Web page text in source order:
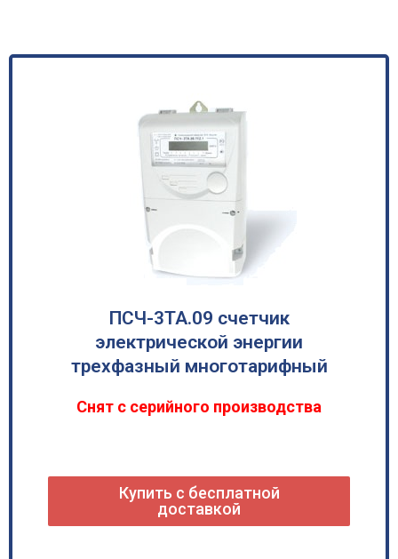
ПСЧ-3ТА.09 счетчик
электрической энергии
трехфазный многотарифный
Снят с серийного производства
Купить с бесплатной
доставкой